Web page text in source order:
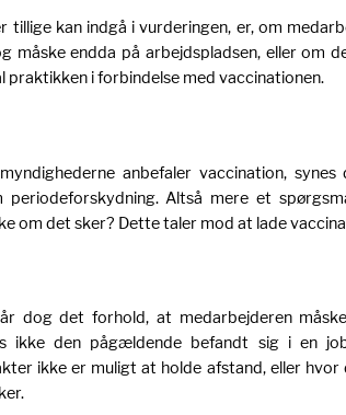
tillige kan indgå i vurderingen, er, om
måske endda på arbejdspladsen, eller om
praktikken i forbindelse med vaccinationen.
anbefaler vaccination,
periodeforskydning. Altså mere et
om det sker? Dette taler mod at lade
dog det forhold, at medarbejderen
ikke den pågældende befandt sig i en
ikke er muligt at holde afstand, eller